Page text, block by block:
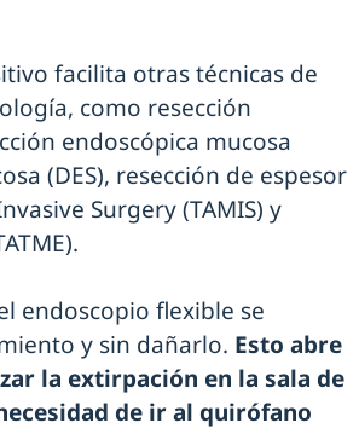
facilita otras técnicas de
como resección
endoscópica mucosa
(DES), resección de espesor
Surgery (TAMIS) y
endoscopio flexible se
y sin dañarlo. Esto abre
la extirpación en la sala de
de ir al quirófano